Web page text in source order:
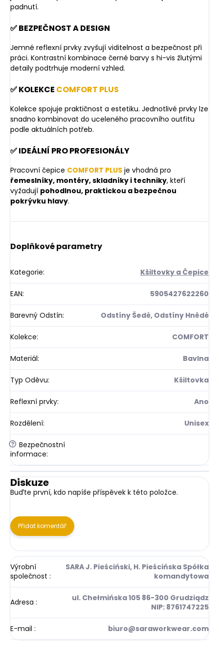
padnutí.
✅ BEZPEČNOST A DESIGN
Jemné reflexní prvky zvyšují viditelnost a bezpečnost při
práci. Kontrastní kombinace černé barvy s hi-vis žlutými
detaily podtrhuje moderní vzhled.
✅ KOLEKCE COMFORT PLUS
Kolekce spojuje praktičnost a estetiku. Jednotlivé prvky lze
snadno kombinovat do uceleného pracovního outfitu
podle aktuálních potřeb.
✅ IDEÁLNÍ PRO PROFESIONÁLY
Pracovní čepice COMFORT PLUS je vhodná pro
řemeslníky, montéry, skladníky i techniky, kteří
vyžadují pohodlnou, praktickou a bezpečnou
pokrývku hlavy.
Doplňkové parametry
Kategorie: Kšiltovky a Čepice
EAN: 5905427622260
Barevný Odstín: Odstíny Šedé, Odstíny Hnědé
Kolekce: COMFORT
Materiál: Bavlna
Typ Oděvu: Kšiltovka
Reflexní prvky: Ano
Rozdělení: Unisex
? Bezpečnostní
informace:
Diskuze
Buďte první, kdo napíše příspěvek k této položce.
Přidat komentář
Výrobní
společnost :
SARA J. Pieściński, H. Pieścińska Spółka
komandytowa
Adresa :
ul. Chełmińska 105 86-300 Grudziądz
NIP: 8761747225
E-mail : biuro@saraworkwear.com